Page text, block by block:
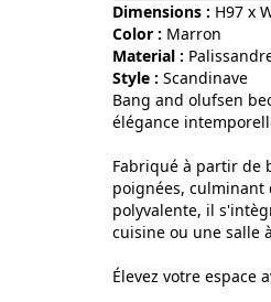
Dimensions : H97 x
Color :
marron
Material :
Style :
scandinave
Bang and olufsen
élégance
Fabriqué à partir de
poignées, culminant
polyvalente, il
cuisine ou une salle
Élevez votre espace